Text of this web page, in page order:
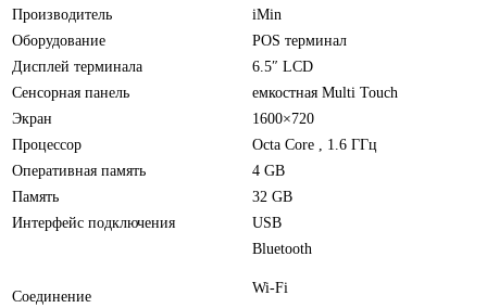
сканер
штрих-
кода
Производитель
iMin
Оборудование
POS терминал
Дисплей терминала
6.5″ LCD
Сенсорная панель
емкостная Multi Touch
Экран
1600×720
Процессор
Octa Core , 1.6 ГГц
Оперативная память
4 GB
Память
32 GB
Интерфейс подключения
USB
Соединение
Bluetooth
Wi-Fi